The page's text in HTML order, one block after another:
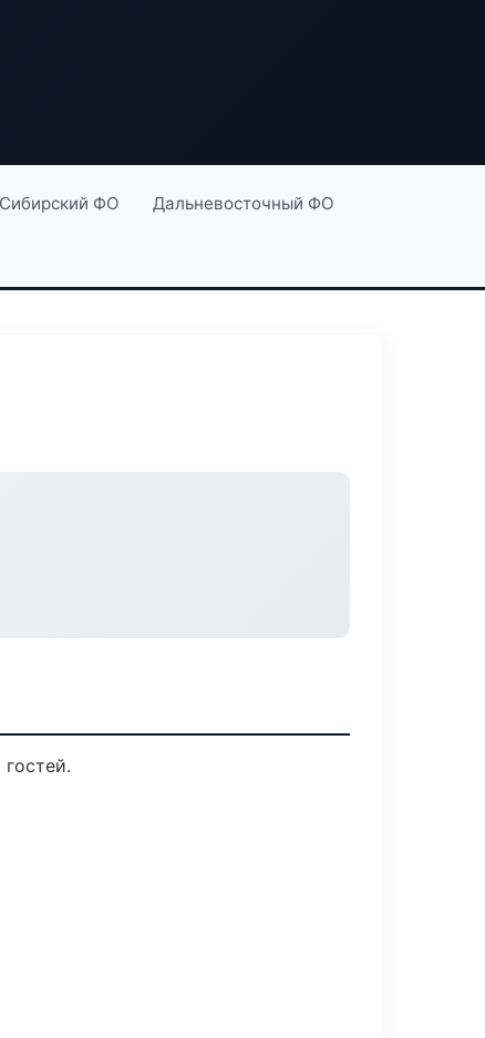
Сибирский ФО Дальневосточный ФО